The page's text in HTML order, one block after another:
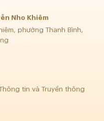
Nho Khiêm
phường Thanh Bình,
tin và Truyền thông